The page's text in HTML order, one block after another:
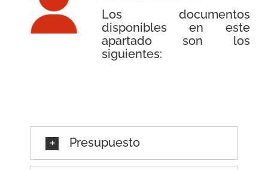
Los documentos
disponibles en este
apartado son los
siguientes:
Presupuesto